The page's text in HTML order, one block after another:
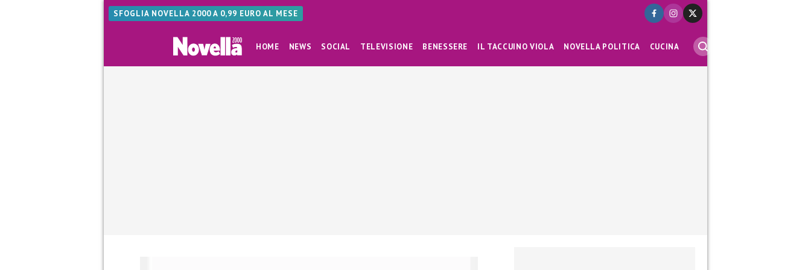
SFOGLIA NOVELLA 2000 A 0,99 EURO AL MESE
HOME NEWS SOCIAL TELEVISIONE BENESSERE IL TACCUINO VIOLA NOVELLA POLITICA CUCINA